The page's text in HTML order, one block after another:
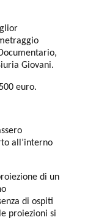
Giovani.
euro.
all’interno
di un
di ospiti
proiezioni si